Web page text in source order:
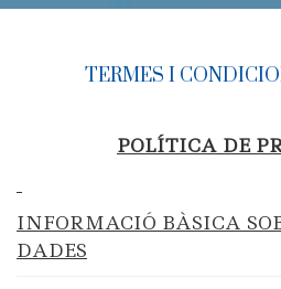
TERMES I
POLÍTICA DE
INFORMACIÓ BÀSICA
DADES